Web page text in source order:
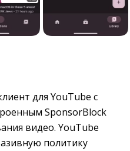
для YouTube с
SponsorBlock
видео. YouTube
политику